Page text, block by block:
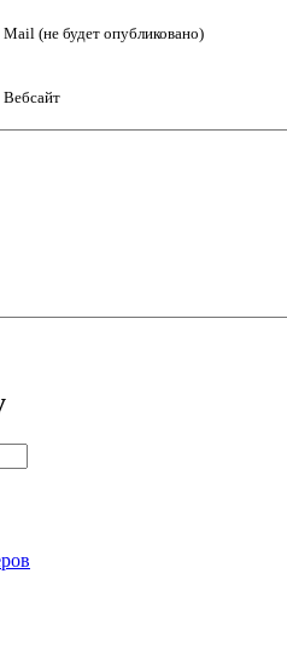
Mail (не будет опубликовано)
Вебсайт